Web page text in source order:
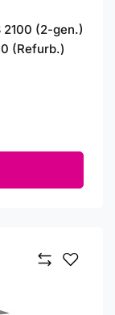
2100 (2-gen.)
(Refurb.)